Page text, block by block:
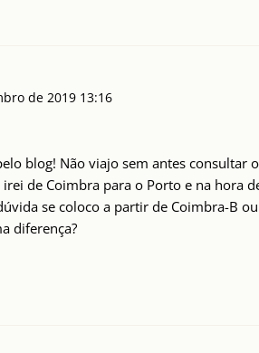
de 2019 13:16
blog! Não viajo sem antes consultar
de Coimbra para o Porto e na hora
se coloco a partir de Coimbra-B
diferença?